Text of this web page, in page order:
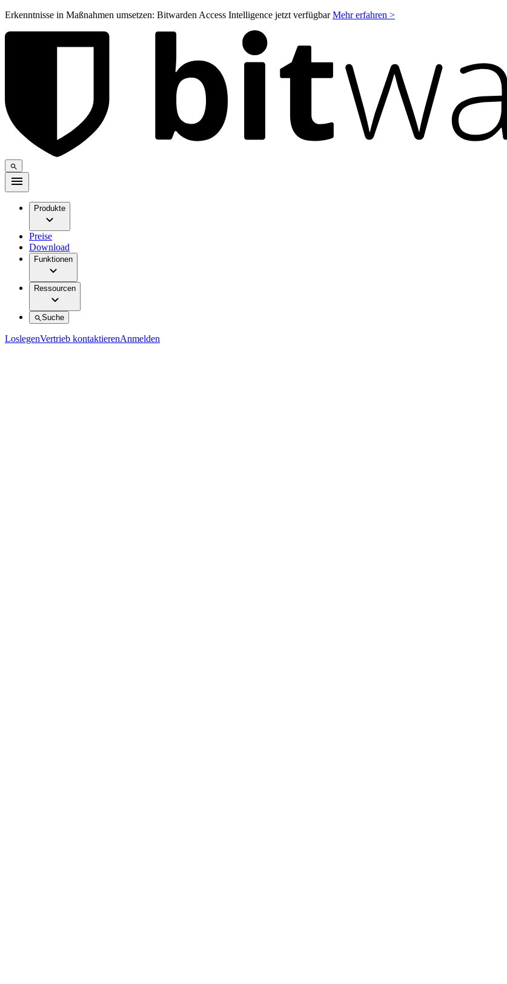
Erkenntnisse in Maßnahmen umsetzen: Bitwarden Access Intelligence jetzt verfügbarMehr erfahren >
Produkte
Preise
Download
Funktionen
Ressourcen
Suche
LoslegenVertrieb kontaktierenAnmelden